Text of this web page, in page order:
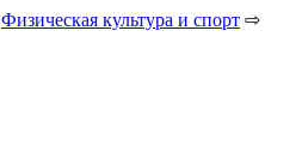
Физическая культура и спорт ⇨